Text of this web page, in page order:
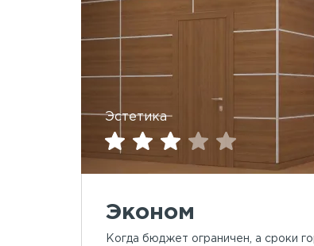
Эстетика
Эконом
Когда бюджет ограничен, а сроки